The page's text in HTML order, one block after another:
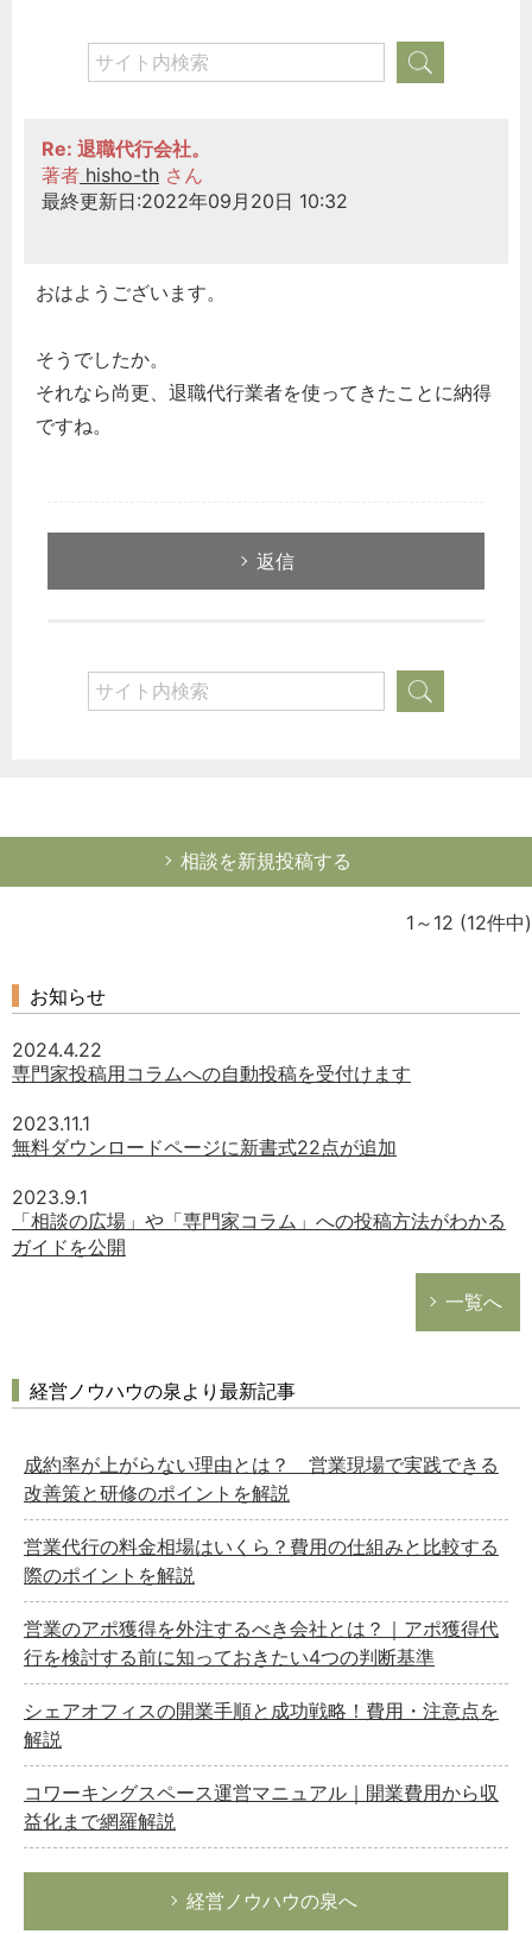
Re: 退職代行会社。
著者 hisho-th さん
最終更新日:2022年09月20日 10:32
おはようございます。
そうでしたか。
それなら尚更、退職代行業者を使ってきたことに納得
ですね。
返信
相談を新規投稿する
1～12 (12件中)
お知らせ
2024.4.22
専門家投稿用コラムへの自動投稿を受付けます
2023.11.1
無料ダウンロードページに新書式22点が追加
2023.9.1
「相談の広場」や「専門家コラム」への投稿方法がわかる
ガイドを公開
一覧へ
経営ノウハウの泉より最新記事
成約率が上がらない理由とは？ 営業現場で実践できる
改善策と研修のポイントを解説
営業代行の料金相場はいくら？費用の仕組みと比較する
際のポイントを解説
営業のアポ獲得を外注するべき会社とは？｜アポ獲得代
行を検討する前に知っておきたい4つの判断基準
シェアオフィスの開業手順と成功戦略！費用・注意点を
解説
コワーキングスペース運営マニュアル｜開業費用から収
益化まで網羅解説
経営ノウハウの泉へ